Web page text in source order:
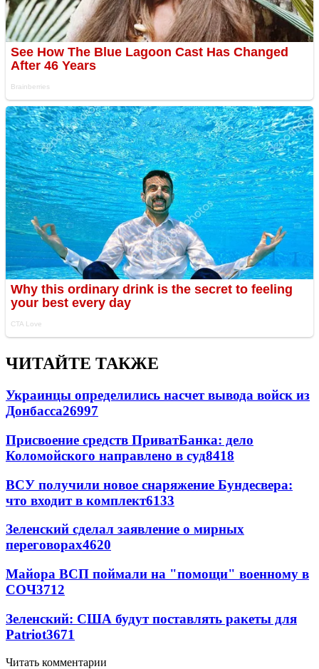
ЧИТАЙТЕ ТАКЖЕ
Украинцы определились насчет вывода войск из
Донбасса26997
Присвоение средств ПриватБанка: дело
Коломойского направлено в суд8418
ВСУ получили новое снаряжение Бундесвера:
что входит в комплект6133
Зеленский сделал заявление о мирных
переговорах4620
Майора ВСП поймали на "помощи" военному в
СОЧ3712
Зеленский: США будут поставлять ракеты для
Patriot3671
Читать комментарии